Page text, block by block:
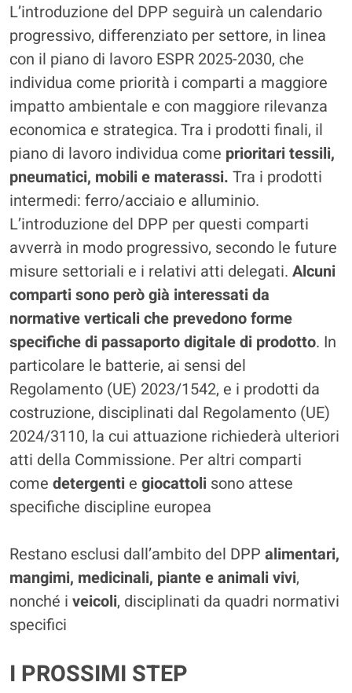
L’introduzione del DPP seguirà un calendario
progressivo, differenziato per settore, in linea
con il piano di lavoro ESPR 2025-2030, che
individua come priorità i comparti a maggiore
impatto ambientale e con maggiore rilevanza
economica e strategica. Tra i prodotti finali, il
piano di lavoro individua come prioritari tessili,
pneumatici, mobili e materassi. Tra i prodotti
intermedi: ferro/acciaio e alluminio.
L’introduzione del DPP per questi comparti
avverrà in modo progressivo, secondo le future
misure settoriali e i relativi atti delegati. Alcuni
comparti sono però già interessati da
normative verticali che prevedono forme
specifiche di passaporto digitale di prodotto. In
particolare le batterie, ai sensi del
Regolamento (UE) 2023/1542, e i prodotti da
costruzione, disciplinati dal Regolamento (UE)
2024/3110, la cui attuazione richiederà ulteriori
atti della Commissione. Per altri comparti
come detergenti e giocattoli sono attese
specifiche discipline europea
Restano esclusi dall’ambito del DPP alimentari,
mangimi, medicinali, piante e animali vivi,
nonché i veicoli, disciplinati da quadri normativi
specifici
I PROSSIMI STEP